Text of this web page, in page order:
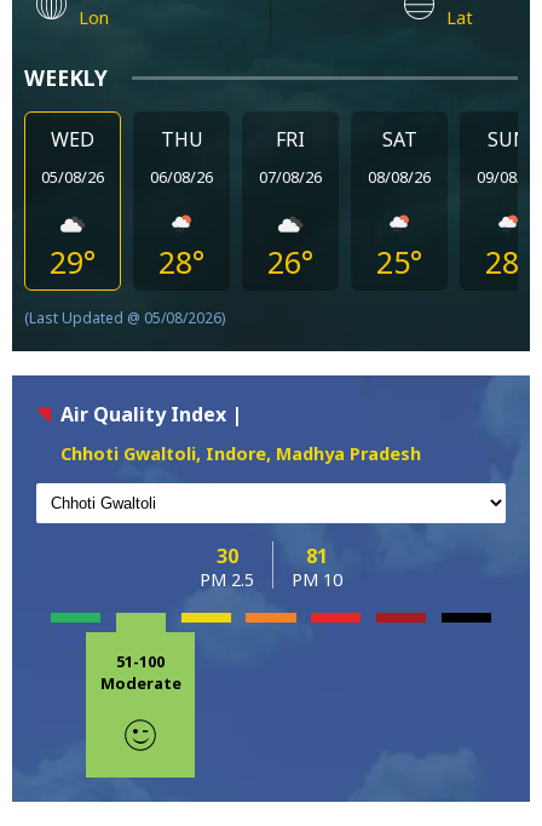
Lon Lat
WEEKLY
WED
05/08/26
29°
THU
06/08/26
28°
FRI
07/08/26
26°
SAT
08/08/26
25°
SUN
09/08/26
28°
(Last Updated @ 05/08/2026)
Air Quality Index |
Chhoti Gwaltoli, Indore, Madhya Pradesh
30
PM 2.5
81
PM 10
51-100
Moderate